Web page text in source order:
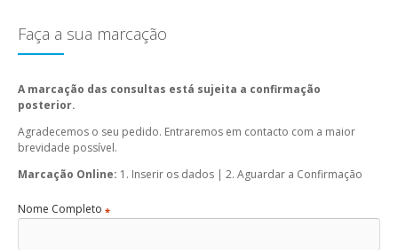
Faça a sua marcação
A marcação das consultas está sujeita a confirmação
posterior.
Agradecemos o seu pedido. Entraremos em contacto com a maior
brevidade possível.
Marcação Online: 1. Inserir os dados | 2. Aguardar a Confirmação
Nome Completo *